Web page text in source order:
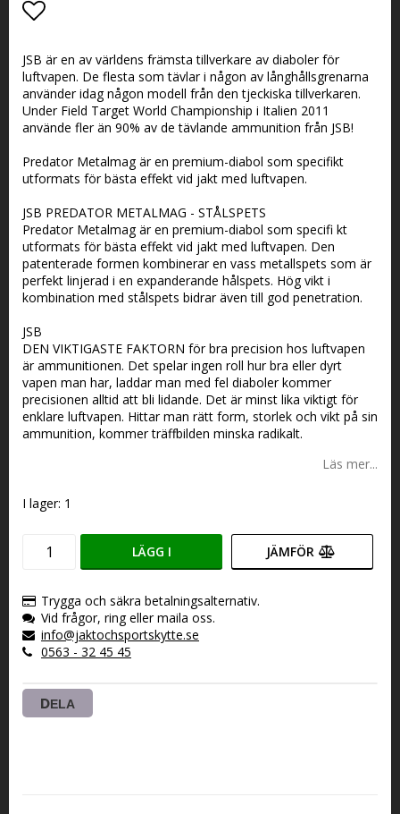
JSB är en av världens främsta tillverkare av diaboler för
luftvapen. De flesta som tävlar i någon av långhållsgrenarna
använder idag någon modell från den tjeckiska tillverkaren.
Under Field Target World Championship i Italien 2011
använde fler än 90% av de tävlande ammunition från JSB!
Predator Metalmag är en premium-diabol som specifikt
utformats för bästa effekt vid jakt med luftvapen.
JSB PREDATOR METALMAG - STÅLSPETS
Predator Metalmag är en premium-diabol som specifi kt
utformats för bästa effekt vid jakt med luftvapen. Den
patenterade formen kombinerar en vass metallspets som är
perfekt linjerad i en expanderande hålspets. Hög vikt i
kombination med stålspets bidrar även till god penetration.
JSB
DEN VIKTIGASTE FAKTORN för bra precision hos luftvapen
är ammunitionen. Det spelar ingen roll hur bra eller dyrt
vapen man har, laddar man med fel diaboler kommer
precisionen alltid att bli lidande. Det är minst lika viktigt för
enklare luftvapen. Hittar man rätt form, storlek och vikt på sin
ammunition, kommer träffbilden minska radikalt.
Läs mer...
I lager: 1
LÄGG I JÄMFÖR
Trygga och säkra betalningsalternativ.
Vid frågor, ring eller maila oss.
info@jaktochsportskytte.se
0563 - 32 45 45
DELA